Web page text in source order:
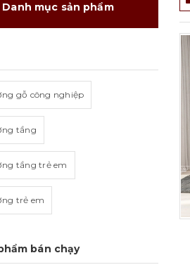
Danh mục sản phẩm
gỗ công nghiệp
tầng
tầng trẻ em
trẻ em
bán chạy